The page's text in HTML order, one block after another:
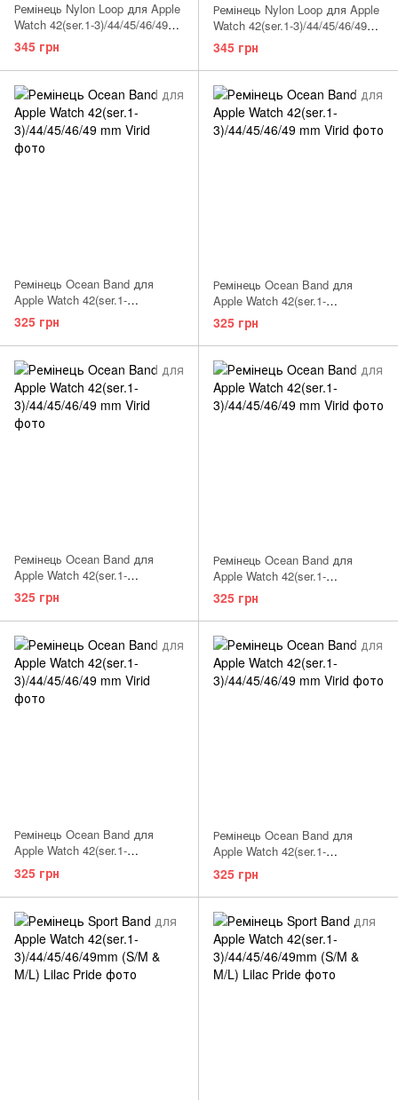
Ремінець Nylon Loop для Apple
Watch 42(ser.1-3)/44/45/46/49
mm Sequoia
345 грн
Ремінець Nylon Loop для Apple
Watch 42(ser.1-3)/44/45/46/49
mm Rose/Pink
345 грн
Ремінець Ocean Band для
Apple Watch 42(ser.1-
3)/44/45/46/49 mm Deep navy
325 грн
Ремінець Ocean Band для
Apple Watch 42(ser.1-
3)/44/45/46/49 mm Pink Sand
325 грн
Ремінець Ocean Band для
Apple Watch 42(ser.1-
3)/44/45/46/49 mm Deep Purple
325 грн
Ремінець Ocean Band для
Apple Watch 42(ser.1-
3)/44/45/46/49 mm Mint
325 грн
Ремінець Ocean Band для
Apple Watch 42(ser.1-
3)/44/45/46/49 mm White
325 грн
Ремінець Ocean Band для
Apple Watch 42(ser.1-
3)/44/45/46/49 mm Black
325 грн